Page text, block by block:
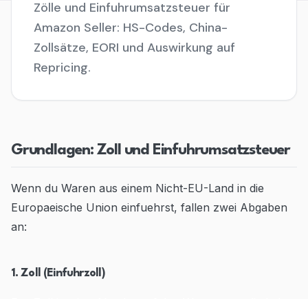
FBA Calculator
Calculate fees & profit
Pricing
Zölle und Einfuhrumsatzsteuer für
Amazon Seller: HS-Codes, China-
Zollsätze, EORI und Auswirkung auf
Repricing.
Grundlagen: Zoll und Einfuhrumsatzsteuer
Wenn du Waren aus einem Nicht-EU-Land in die
Europaeische Union einfuehrst, fallen zwei Abgaben
an:
1. Zoll (Einfuhrzoll)